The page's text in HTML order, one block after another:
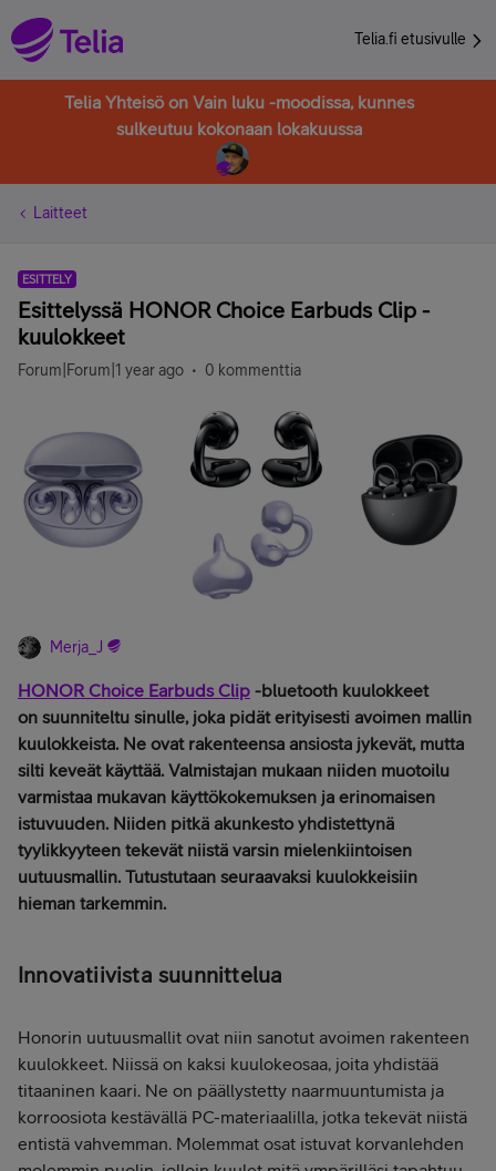
Telia.fi etusivulle
Telia Yhteisö on Vain luku -moodissa, kunnes
sulkeutuu kokonaan lokakuussa
Laitteet
ESITTELY
Esittelyssä HONOR Choice Earbuds Clip -
kuulokkeet
Forum|Forum|1 year ago 0 kommenttia
Merja_J
HONOR Choice Earbuds Clip -bluetooth kuulokkeet
on suunniteltu sinulle, joka pidät erityisesti avoimen mallin
kuulokkeista. Ne ovat rakenteensa ansiosta jykevät, mutta
silti keveät käyttää. Valmistajan mukaan niiden muotoilu
varmistaa mukavan käyttökokemuksen ja erinomaisen
istuvuuden. Niiden pitkä akunkesto yhdistettynä
tyylikkyyteen tekevät niistä varsin mielenkiintoisen
uutuusmallin. Tutustutaan seuraavaksi kuulokkeisiin
hieman tarkemmin.
Innovatiivista suunnittelua
Honorin uutuusmallit ovat niin sanotut avoimen rakenteen
kuulokkeet. Niissä on kaksi kuulokeosaa, joita yhdistää
titaaninen kaari. Ne on päällystetty naarmuuntumista ja
korroosiota kestävällä PC-materiaalilla, jotka tekevät niistä
entistä vahvemman. Molemmat osat istuvat korvanlehden